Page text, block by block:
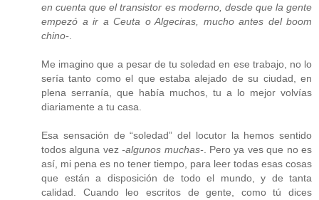
en cuenta que el transistor es moderno, desde que la gente
empezó a ir a Ceuta o Algeciras, mucho antes del boom
chino-
Me imagino que a pesar de tu soledad en ese trabajo, no lo
sería tanto como el que estaba alejado de su ciudad, en
plena serranía, que había muchos, tu a lo mejor volvías
diariamente a tu casa.
Esa sensación de “soledad” del locutor la hemos sentido
todos alguna vez-algunos muchas-. Pero ya ves que no es
así, mi pena es no tener tiempo, para leer todas esas cosas
que están a disposición de todo el mundo, y de tanta
calidad. Cuando leo escritos de gente, como tú dices